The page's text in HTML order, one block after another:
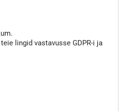
lingid vastavusse GDPR-i ja